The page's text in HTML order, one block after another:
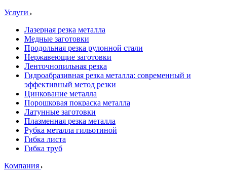
Услуги
Лазерная резка металла
Медные заготовки
Продольная резка рулонной стали
Нержавеющие заготовки
Ленточнопильная резка
Гидроабразивная резка металла: современный и
эффективный метод резки
Цинкование металла
Порошковая покраска металла
Латунные заготовки
Плазменная резка металла
Рубка металла гильотиной
Гибка листа
Гибка труб
Компания